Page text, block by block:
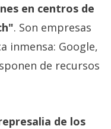
en centros de
. Son empresas
inmensa: Google,
de recursos
de los